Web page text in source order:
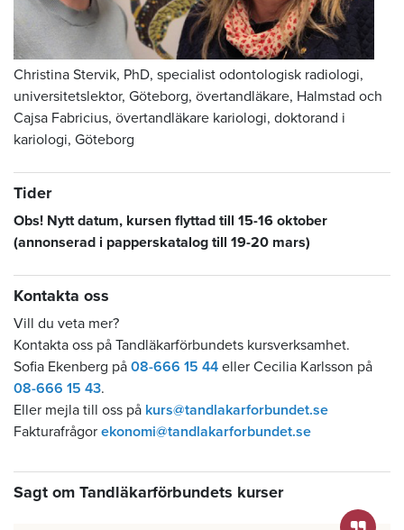
Christina Stervik, PhD, specialist odontologisk radiologi,
universitetslektor, Göteborg, övertandläkare, Halmstad och
Cajsa Fabricius, övertandläkare kariologi, doktorand i
kariologi, Göteborg
Tider
Obs! Nytt datum, kursen flyttad till 15-16 oktober
(annonserad i papperskatalog till 19-20 mars)
Kontakta oss
Vill du veta mer?
Kontakta oss på Tandläkarförbundets kursverksamhet.
Sofia Ekenberg på 08-666 15 44 eller Cecilia Karlsson på
08-666 15 43.
Eller mejla till oss på kurs@tandlakarforbundet.se
Fakturafrågor ekonomi@tandlakarforbundet.se
Sagt om Tandläkarförbundets kurser